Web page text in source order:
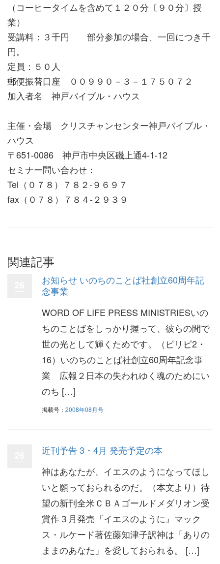
（コーヒータイムを含めて１２０分〔９０分〕授
業）
受講料：３千円 部分参加の場合、一回につき千
円。
定員：５０人
郵便振替口座 ００９９０－３－１７５０７２
加入者名 神戸バイブル・ハウス
主催・会場 クリスチャンセンター神戸バイブル・
ハウス
〒651-0086 神戸市中央区磯上通4-1-12
セミナー問い合わせ：
Tel（０７８）７８２-９６９７
fax（０７８）７８４-２９３９
関連記事
お知らせ いのちのことば社創立60周年記
念事業
WORD OF LIFE PRESS MINISTRIESいの
ちのことばをしっかり握って、彼らの間で
世の光として輝くためです。（ピリピ2・
16）いのちのことば社創立60周年記念事
業 広報２日本の失われゆく魂のためにい
のち […]
掲載号： 2008年08月号
近刊予告 3・4月 発売予定の本
神はあなたが、イエスのようになってほし
いと願っておられるのだ。（本文より）待
望の新刊全米ＣＢＡゴールドメダリオン受
賞作３月発売『イエスのように』マック
ス・ルケード著佐藤知津子訳神は「ありの
ままのあなた」を愛しておられる。 […]